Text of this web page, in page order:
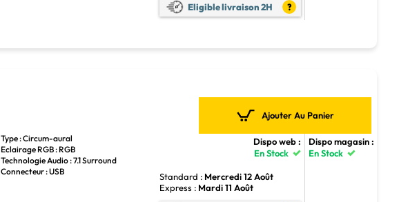
Eligible livraison 2H ?
Type : Circum-aural
Eclairage RGB : RGB
Technologie Audio : 7.1 Surround
Connecteur : USB
Ajouter Au Panier
Dispo web :
En Stock
Standard : Mercredi 12 Août
Express : Mardi 11 Août
Dispo magasin :
En Stock